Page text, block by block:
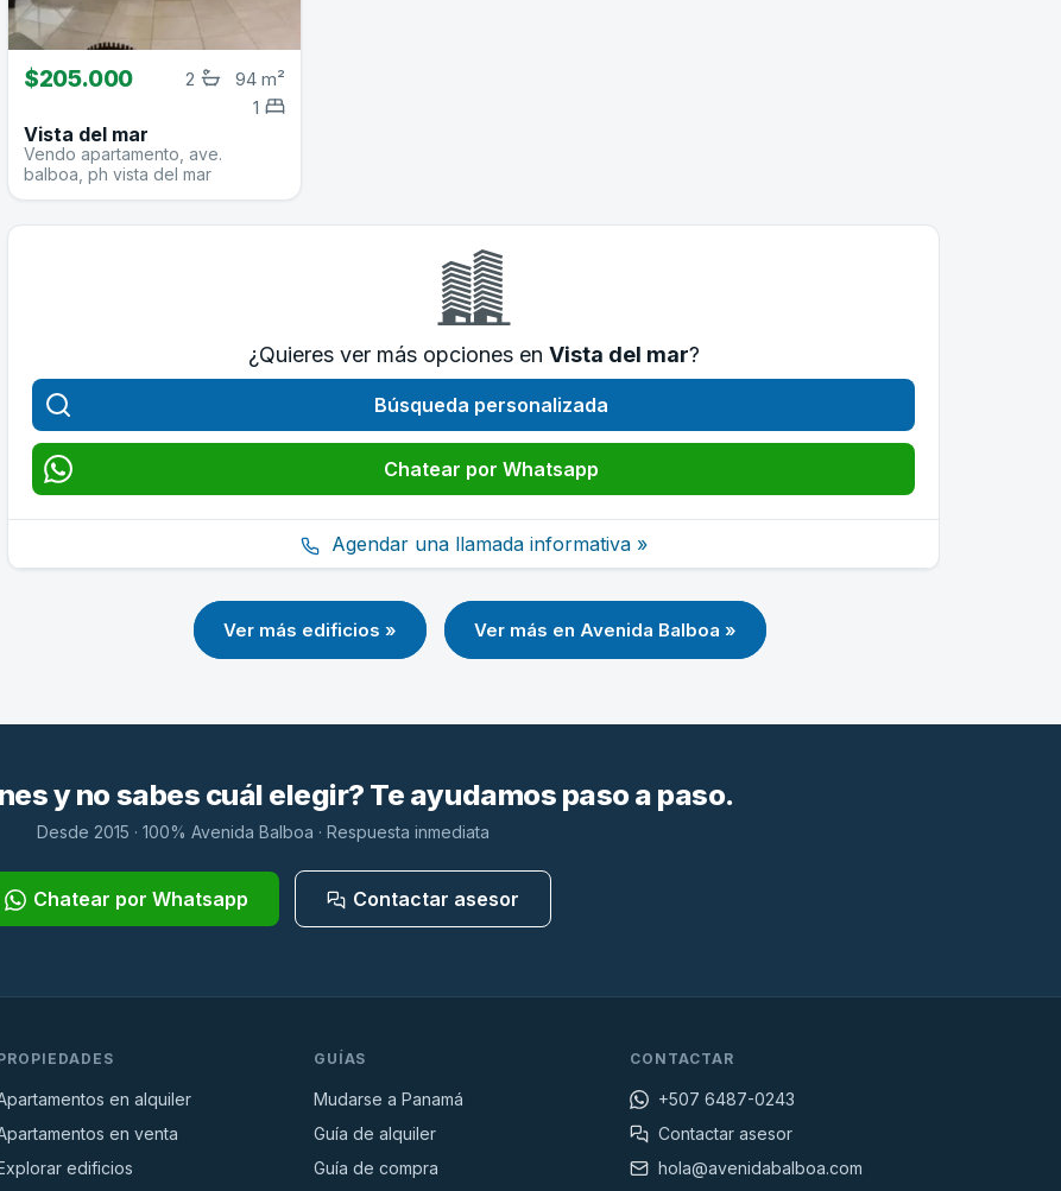
$205.000 94 m²
2
1
Vista del mar
Vendo apartamento, ave.
balboa, ph vista del mar
¿Quieres ver más opciones en Vista del mar?
Búsqueda personalizada
Chatear por Whatsapp
Agendar una llamada informativa »
Ver más edificios » Ver más en Avenida Balboa »
y no sabes cuál elegir? Te ayudamos paso a paso.
Desde 2015 · 100% Avenida Balboa · Respuesta inmediata
Chatear por Whatsapp Contactar asesor
en alquiler
en venta
edificios
GUÍAS
Mudarse a Panamá
Guía de alquiler
Guía de compra
CONTACTAR
+507 6487-0243
Contactar asesor
hola@avenidabalboa.com